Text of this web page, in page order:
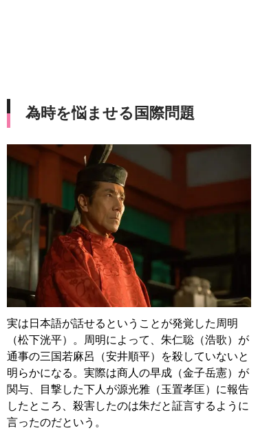
為時を悩ませる国際問題
実は日本語が話せるということが発覚した周明
（松下洸平）。周明によって、朱仁聡（浩歌）が
通事の三国若麻呂（安井順平）を殺していないと
明らかになる。実際は商人の早成（金子岳憲）が
関与、目撃した下人が源光雅（玉置孝匡）に報告
したところ、殺害したのは朱だと証言するように
言ったのだという。